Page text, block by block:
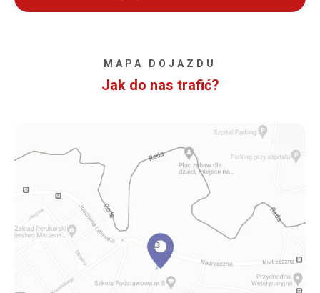
MAPA DOJAZDU
Jak do nas trafić?